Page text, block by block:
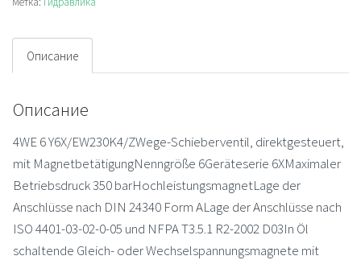
Описание
Описание
4WE 6 Y6X/EW230K4/ZWege-Schieberventil, direktgesteuert,
mit MagnetbetätigungNenngröße 6Geräteserie 6XMaximaler
Betriebsdruck 350 barHochleistungsmagnetLage der
Anschlüsse nach DIN 24340 Form ALage der Anschlüsse nach
ISO 4401-03-02-0-05 und NFPA T3.5.1 R2-2002 D03In Öl
schaltende Gleich- oder Wechselspannungsmagnete mit